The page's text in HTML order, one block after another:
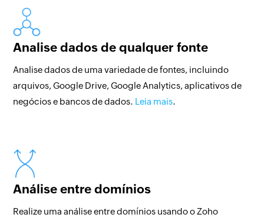
Analise dados de qualquer fonte
Analise dados de uma variedade de fontes, incluindo
arquivos, Google Drive, Google Analytics, aplicativos de
negócios e bancos de dados. Leia mais.
Análise entre domínios
Realize uma análise entre domínios usando o Zoho